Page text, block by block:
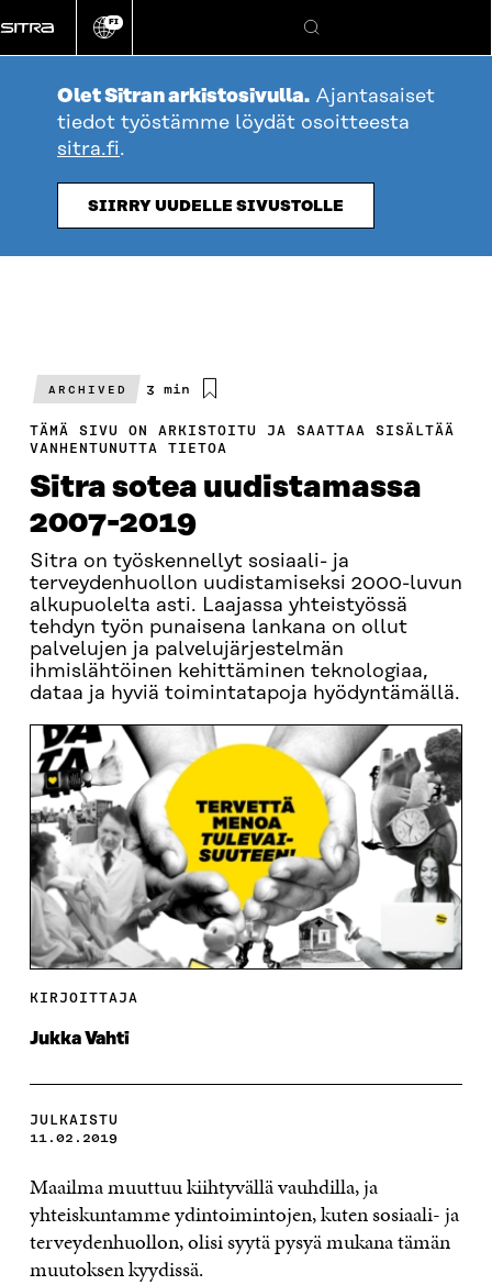
suoraan
sisältöön
Vaihda
kieli
FI
Hae
Olet Sitran arkistosivulla. Ajantasaiset
tiedot työstämme löydät osoitteesta
sitra.fi.
SIIRRY UUDELLE SIVUSTOLLE
ARCHIVED
Arvioitu
3 min
TÄMÄ SIVU ON ARKISTOITU JA SAATTAA SISÄLTÄÄ
VANHENTUNUTTA TIETOA
Sitra sotea uudistamassa
2007-2019
Sitra on työskennellyt sosiaali- ja
terveydenhuollon uudistamiseksi 2000-luvun
alkupuolelta asti. Laajassa yhteistyössä
tehdyn työn punaisena lankana on ollut
palvelujen ja palvelujärjestelmän
ihmislähtöinen kehittäminen teknologiaa,
dataa ja hyviä toimintatapoja hyödyntämällä.
KIRJOITTAJA
Jukka Vahti
JULKAISTU
11.02.2019
Maailma muuttuu kiihtyvällä vauhdilla, ja
yhteiskuntamme ydintoimintojen, kuten sosiaali- ja
terveydenhuollon, olisi syytä pysyä mukana tämän
muutoksen kyydissä.